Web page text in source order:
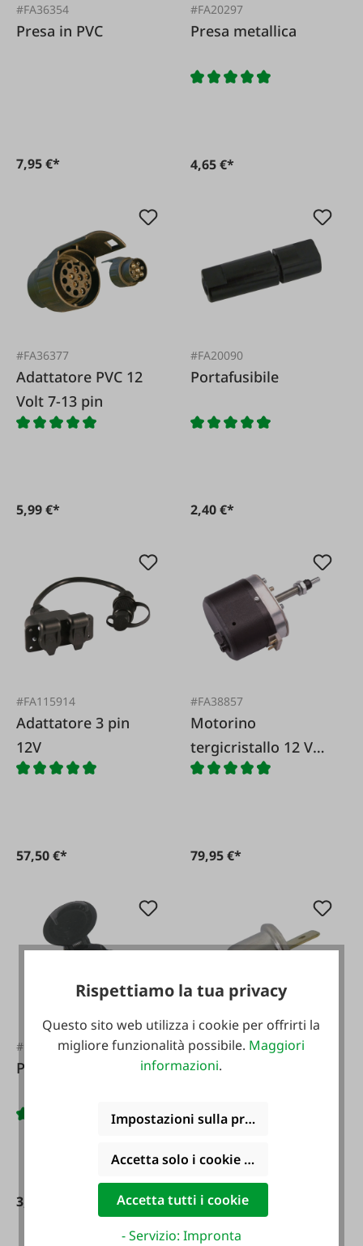
#FA36354
Presa in PVC
7,95 €*
#FA20297
Presa metallica
4,65 €*
#FA36377
Adattatore PVC 12
Volt 7-13 pin
5,99 €*
#FA20090
Portafusibile
2,40 €*
#FA115914
Adattatore 3 pin
12V
57,50 €*
#FA38857
Motorino
tergicristallo 12 V
con interruttore
79,95 €*
#FA10065
Presa in PVC
3,45 €*
#56671
Presa BA9
3,50 €*
Rispettiamo la tua privacy
Questo sito web utilizza i cookie per offrirti la
migliore funzionalità possibile. Maggiori
informazioni.
Impostazioni sulla privacy
Accetta solo i cookie funzionali
Accetta tutti i cookie
- Servizio: Impronta